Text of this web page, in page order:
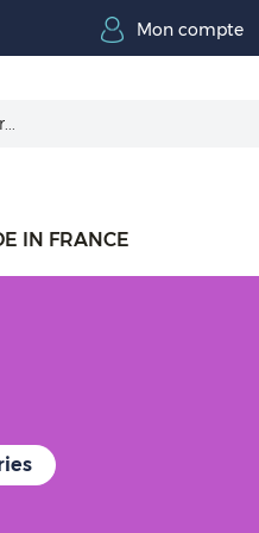
Mon compte
IN FRANCE